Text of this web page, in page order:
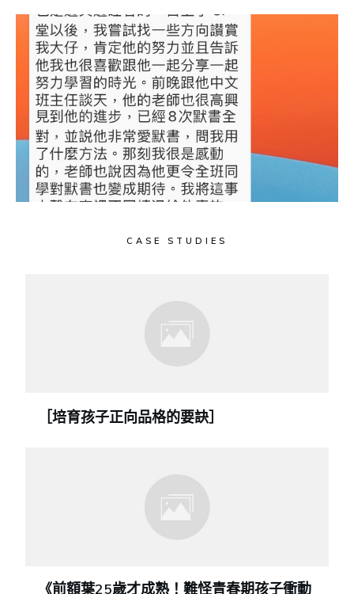
CASE STUDIES
［培育孩子正向品格的要訣］
《前額葉25歲才成熟！難怪青春期孩子衝動